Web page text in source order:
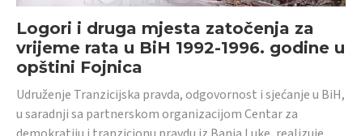
Logori i druga mjesta zatočenja za
vrijeme rata u BiH 1992-1996. godine u
opštini Fojnica
Udruženje Tranzicijska pravda, odgovornost i sjećanje u BiH,
u saradnji sa partnerskom organizacijom Centar za